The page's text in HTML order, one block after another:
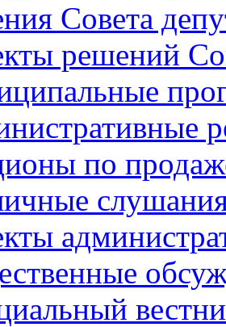
Совета
решений
по